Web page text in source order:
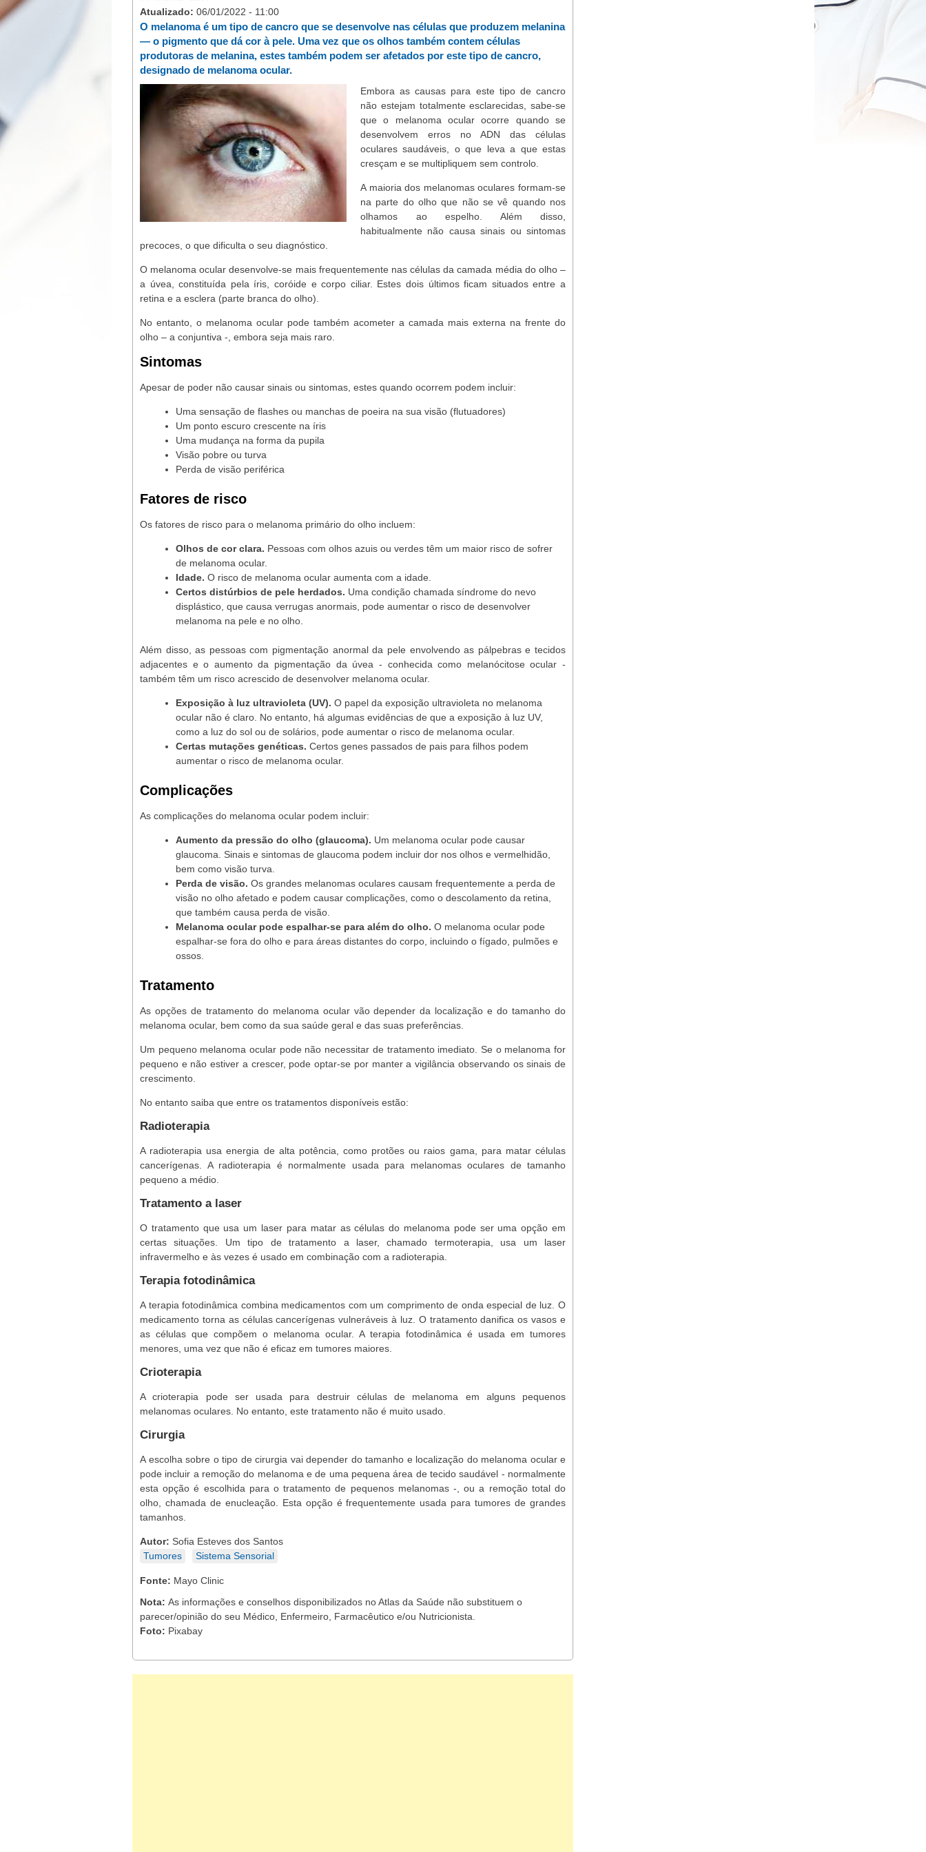
Atualizado: 06/01/2022 - 11:00
O melanoma é um tipo de cancro que se desenvolve nas células que produzem melanina
— o pigmento que dá cor à pele. Uma vez que os olhos também contem células
produtoras de melanina, estes também podem ser afetados por este tipo de cancro,
designado de melanoma ocular.
Embora as causas para este tipo de cancro
não estejam totalmente esclarecidas, sabe-se
que o melanoma ocular ocorre quando se
desenvolvem erros no ADN das células
oculares saudáveis, o que leva a que estas
cresçam e se multipliquem sem controlo.
A maioria dos melanomas oculares formam-se
na parte do olho que não se vê quando nos
olhamos ao espelho. Além disso,
habitualmente não causa sinais ou sintomas
precoces, o que dificulta o seu diagnóstico.
O melanoma ocular desenvolve-se mais frequentemente nas células da camada média do olho –
a úvea, constituída pela íris, coróide e corpo ciliar. Estes dois últimos ficam situados entre a
retina e a esclera (parte branca do olho).
No entanto, o melanoma ocular pode também acometer a camada mais externa na frente do
olho – a conjuntiva -, embora seja mais raro.
Sintomas
Apesar de poder não causar sinais ou sintomas, estes quando ocorrem podem incluir:
Uma sensação de flashes ou manchas de poeira na sua visão (flutuadores)
Um ponto escuro crescente na íris
Uma mudança na forma da pupila
Visão pobre ou turva
Perda de visão periférica
Fatores de risco
Os fatores de risco para o melanoma primário do olho incluem:
Olhos de cor clara. Pessoas com olhos azuis ou verdes têm um maior risco de sofrer
de melanoma ocular.
Idade. O risco de melanoma ocular aumenta com a idade.
Certos distúrbios de pele herdados. Uma condição chamada síndrome do nevo
displástico, que causa verrugas anormais, pode aumentar o risco de desenvolver
melanoma na pele e no olho.
Além disso, as pessoas com pigmentação anormal da pele envolvendo as pálpebras e tecidos
adjacentes e o aumento da pigmentação da úvea - conhecida como melanócitose ocular -
também têm um risco acrescido de desenvolver melanoma ocular.
Exposição à luz ultravioleta (UV). O papel da exposição ultravioleta no melanoma
ocular não é claro. No entanto, há algumas evidências de que a exposição à luz UV,
como a luz do sol ou de solários, pode aumentar o risco de melanoma ocular.
Certas mutações genéticas. Certos genes passados de pais para filhos podem
aumentar o risco de melanoma ocular.
Complicações
As complicações do melanoma ocular podem incluir:
Aumento da pressão do olho (glaucoma). Um melanoma ocular pode causar
glaucoma. Sinais e sintomas de glaucoma podem incluir dor nos olhos e vermelhidão,
bem como visão turva.
Perda de visão. Os grandes melanomas oculares causam frequentemente a perda de
visão no olho afetado e podem causar complicações, como o descolamento da retina,
que também causa perda de visão.
Melanoma ocular pode espalhar-se para além do olho. O melanoma ocular pode
espalhar-se fora do olho e para áreas distantes do corpo, incluindo o fígado, pulmões e
ossos.
Tratamento
As opções de tratamento do melanoma ocular vão depender da localização e do tamanho do
melanoma ocular, bem como da sua saúde geral e das suas preferências.
Um pequeno melanoma ocular pode não necessitar de tratamento imediato. Se o melanoma for
pequeno e não estiver a crescer, pode optar-se por manter a vigilância observando os sinais de
crescimento.
No entanto saiba que entre os tratamentos disponíveis estão:
Radioterapia
A radioterapia usa energia de alta potência, como protões ou raios gama, para matar células
cancerígenas. A radioterapia é normalmente usada para melanomas oculares de tamanho
pequeno a médio.
Tratamento a laser
O tratamento que usa um laser para matar as células do melanoma pode ser uma opção em
certas situações. Um tipo de tratamento a laser, chamado termoterapia, usa um laser
infravermelho e às vezes é usado em combinação com a radioterapia.
Terapia fotodinâmica
A terapia fotodinâmica combina medicamentos com um comprimento de onda especial de luz. O
medicamento torna as células cancerígenas vulneráveis à luz. O tratamento danifica os vasos e
as células que compõem o melanoma ocular. A terapia fotodinâmica é usada em tumores
menores, uma vez que não é eficaz em tumores maiores.
Crioterapia
A crioterapia pode ser usada para destruir células de melanoma em alguns pequenos
melanomas oculares. No entanto, este tratamento não é muito usado.
Cirurgia
A escolha sobre o tipo de cirurgia vai depender do tamanho e localização do melanoma ocular e
pode incluir a remoção do melanoma e de uma pequena área de tecido saudável - normalmente
esta opção é escolhida para o tratamento de pequenos melanomas -, ou a remoção total do
olho, chamada de enucleação. Esta opção é frequentemente usada para tumores de grandes
tamanhos.
Autor: Sofia Esteves dos Santos
Tumores
Sistema Sensorial
Fonte: Mayo Clinic
Nota: As informações e conselhos disponibilizados no Atlas da Saúde não substituem o
parecer/opinião do seu Médico, Enfermeiro, Farmacêutico e/ou Nutricionista.
Foto: Pixabay